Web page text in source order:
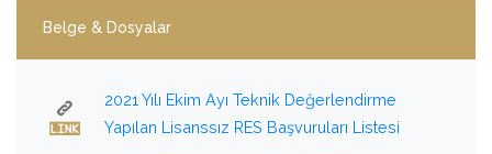
Belge & Dosyalar
2021 Yılı Ekim Ayı Teknik Değerlendirme
Yapılan Lisanssız RES Başvuruları Listesi